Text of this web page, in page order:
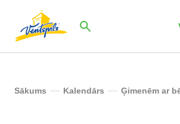
Sākums Kalendārs Ģimenēm ar